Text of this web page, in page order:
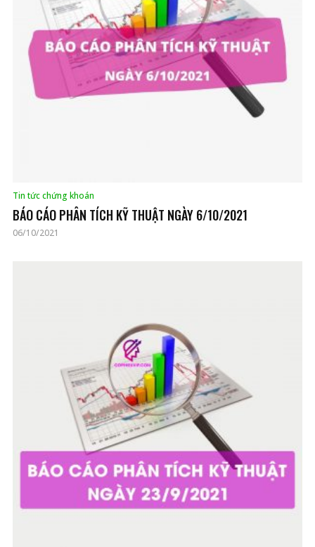
Tin tức chứng khoán
BÁO CÁO PHÂN TÍCH KỸ THUẬT NGÀY 6/10/2021
06/10/2021